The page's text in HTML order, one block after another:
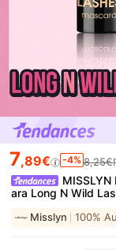
7,89€ -4% 8,25€
ara Long N Wild
n noir mat, usage
Misslyn 100%